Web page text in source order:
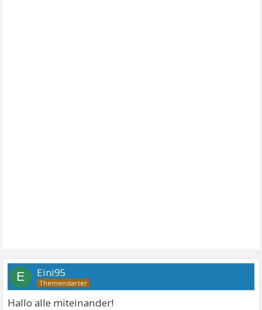
E Eini95
Hallo alle miteinander!